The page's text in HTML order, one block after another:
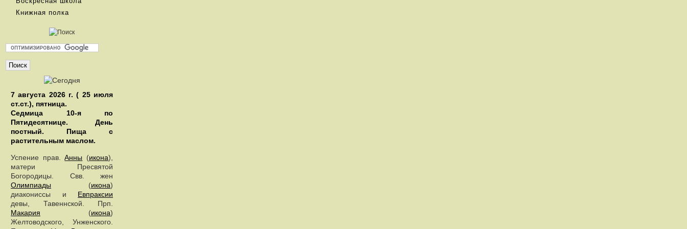
Книжная полка
7 августа 2026 г. ( 25 июля
ст.ст.), пятница.
Седмица 10-я по
Пятидесятнице. День
постный. Пища с
растительным маслом.
Успение прав.Анны (икона),
матери Пресвятой
Богородицы. Свв. жен
Олимпиады (икона)
диакониссы и Евпраксии
девы, Тавеннской. Прп.
Макария (икона)
Желтоводского, Унженского.